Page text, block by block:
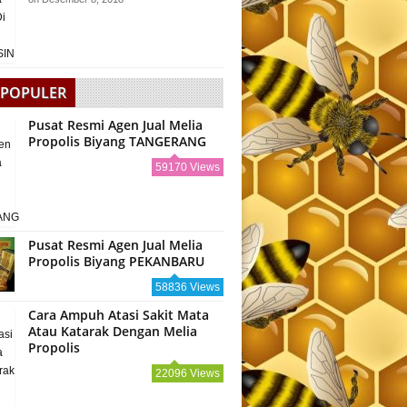
Pusat Resmi Agen Jual Melia
Propolis Biyang TANGERANG
59170 Views
Pusat Resmi Agen Jual Melia
Propolis Biyang PEKANBARU
58836 Views
Cara Ampuh Atasi Sakit Mata
Atau Katarak Dengan Melia
Propolis
22096 Views